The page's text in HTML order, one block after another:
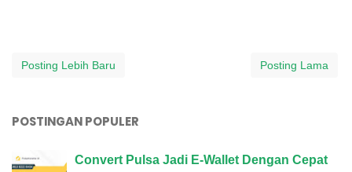
Posting Lebih Baru Posting Lama
POSTINGAN POPULER
Convert Pulsa Jadi E-Wallet Dengan Cepat